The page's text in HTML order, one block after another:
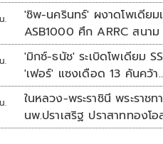
.
'ชิพ-นครินทร์' ผงาดโพเดียม
ASB1000 ศึก ARRC สนา
.
'มิกซ์-ธนัช' ระเบิดโพเดียม
'เฟอร์' แซงเดือด 13 คันคว้า
แต้ม ศึก ARRC สนาม 4
.
ในหลวง-พระราชินี พระราช
นพ.ปราเสริฐ ปราสาททองโ